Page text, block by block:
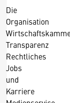
Die
Organisation
Transparenz
Rechtliches
Jobs
und
Karriere